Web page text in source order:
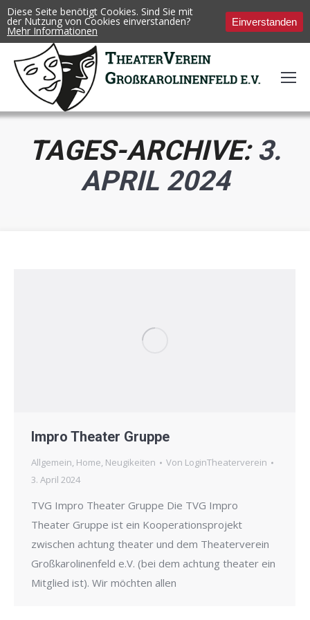
TAGES-ARCHIVE: 3.
APRIL 2024
Impro Theater Gruppe
Allgemein, Home, Neugikeiten Von LoginTheaterverein
3. April 2024
TVG Impro Theater Gruppe Die TVG Impro
Theater Gruppe ist ein Kooperationsprojekt
zwischen achtung theater und dem Theaterverein
Großkarolinenfeld e.V. (bei dem achtung theater ein
Mitglied ist). Wir möchten allen
Diese Seite benötigt Cookies. Sind Sie mit
der Nutzung von Cookies einverstanden?
Mehr Informationen
Einverstanden